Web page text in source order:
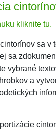
kliknite tu.
sa v
sa
vybrané
a